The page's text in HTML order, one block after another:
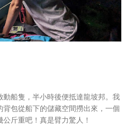
動船隻，半小時後便抵達龍坡邦。我
包從船下的儲藏空間撈出來，一個
斤重吧！真是臂力驚人！